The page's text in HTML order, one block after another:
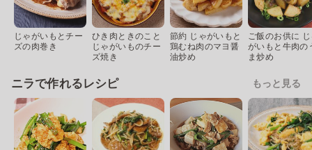
じゃがいもとチー
ズの肉巻き
ひき肉ときのこと
じゃがいものチー
ズ焼き
節約 じゃがいもと
鶏むね肉のマヨ醤
油炒め
ご飯のお供に
がいもと牛肉の
ま炒め
ニラで作れるレシピ もっと見る